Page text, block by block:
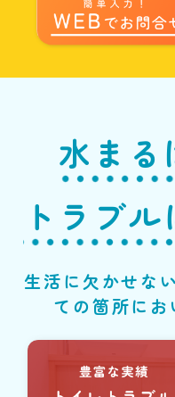
水まる
トラブ
生活に欠かせな
ての箇所にお